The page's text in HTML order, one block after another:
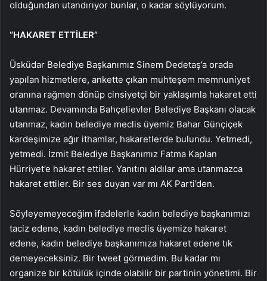
olduğundan utandırıyor bunlar, o kadar söylüyorum.
“HAKARET ETTİLER”
Üsküdar Belediye Başkanımız Sinem Dedetaş’a orada
yapılan hizmetlere, ankette çıkan muhteşem memnuniyet
oranına rağmen dönüp cinsiyetçi bir yaklaşımla hakaret etti
utanmaz. Devamında Bahçelievler Belediye Başkanı olacak
utanmaz, kadın belediye meclis üyemiz Bahar Günçiçek
kardeşimize ağır ithamlar, hakaretlerde bulundu. Yetmedi,
yetmedi. İzmit Belediye Başkanımız Fatma Kaplan
Hürriyet’e hakaret ettiler. Yanıtını aldılar ama utanmazca
hakaret ettiler. Bir ses duyan var mı AK Parti’den.
Söyleyemeyeceğim ifadelerle kadın belediye başkanımızı
taciz edene, kadın belediye meclis üyemize hakaret
edene, kadın belediye başkanımıza hakaret edene tık
demeyeceksiniz. Bir tweet görmedim. Bu kadar mı
organize bir kötülük içinde olabilir bir partinin yönetimi. Bir